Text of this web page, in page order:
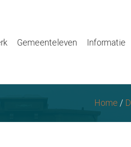
Gemeenteleven Informatie
Home /